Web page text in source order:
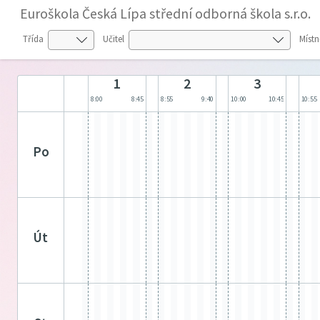
Euroškola Česká Lípa střední odborná škola s.r.o.
Třída Učitel
1
8:00 8:45
2
8:55 9:40
3
10:00 10:45 10:55
po
út